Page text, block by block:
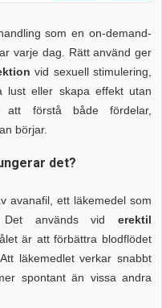
som en on-demand-
varje dag. Rätt använd ger
vid sexuell stimulering,
lust eller skapa effekt utan
förstå både fördelar,
börjar.
det?
avanafil, ett läkemedel som
Det används vid erektil
är att förbättra blodflödet
läkemedlet verkar snabbt
spontant än vissa andra